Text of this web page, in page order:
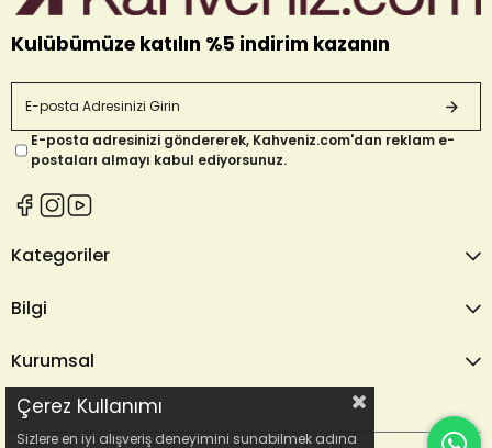
Kulübümüze katılın %5 indirim kazanın
E-posta adresinizi göndererek, Kahveniz.com'dan reklam e-
postaları almayı kabul ediyorsunuz.
Kategoriler
Bilgi
Kurumsal
Çerez Kullanımı
Sizlere en iyi alışveriş deneyimini sunabilmek adına